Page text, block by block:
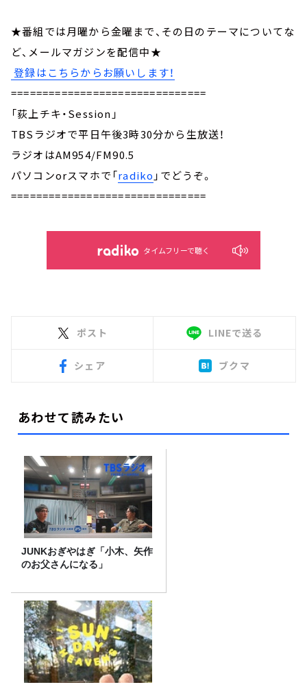
★番組では月曜から金曜まで、その日のテーマについてな
ど、メールマガジンを配信中★
登録はこちらからお願いします！
===============================
「荻上チキ・Session」
TBSラジオで平日午後3時30分から生放送！
ラジオはAM954/FM90.5
パソコンorスマホで「radiko 」でどうぞ。
===============================
タイムフリーで聴く
ポスト LINEで送る
シェア ブクマ
あわせて読みたい
JUNKおぎやはぎ「小木、矢作
のお父さんになる」